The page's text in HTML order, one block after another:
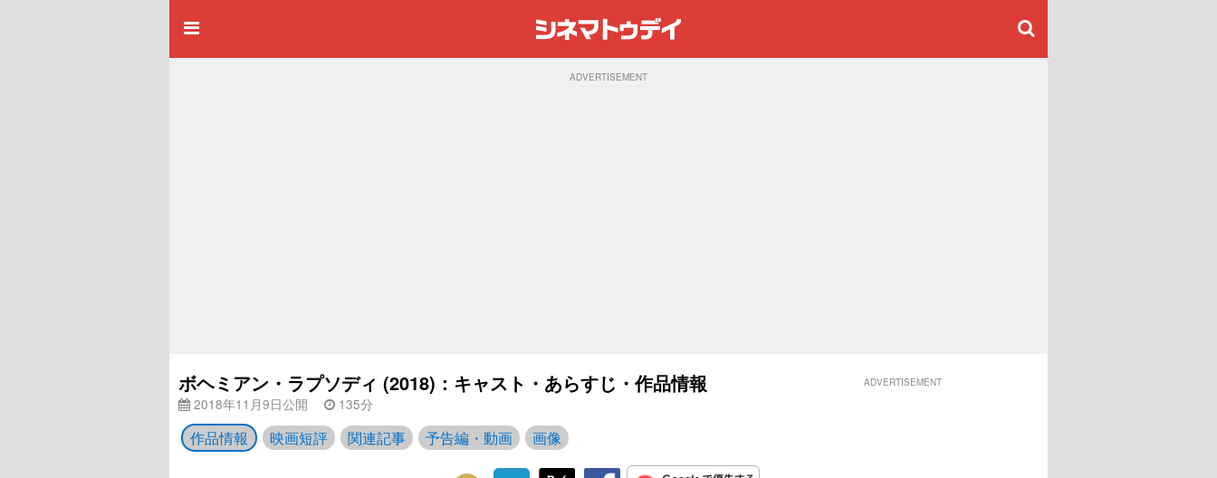
ADVERTISEMENT
ボヘミアン・ラプソディ (2018)：キャスト・あらすじ・作品情報
2018年11月9日公開 135分
作品情報 映画短評 関連記事 予告編・動画 画像
ADVERTISEMENT